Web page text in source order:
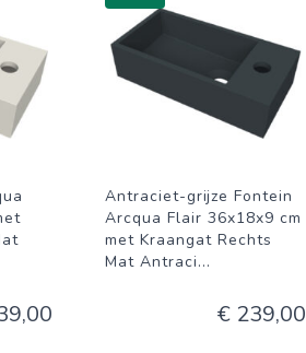
Antraciet-grijze Fontein
Arcqua Flair 36x18x9 cm
met Kraangat Rechts
Mat Antraci...
€ 239,00